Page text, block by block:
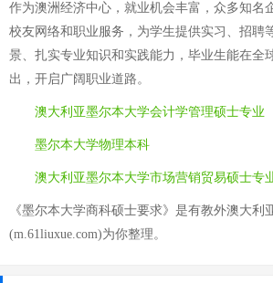
作为澳洲经济中心，就业机会丰富，众多知名
校友网络和职业服务，为学生提供实习、招聘
景、扎实专业知识和实践能力，毕业生能在全
出，开启广阔职业道路。
澳大利亚墨尔本大学会计学管理硕士专业
墨尔本大学物理本科
澳大利亚墨尔本大学市场营销贸易硕士专
《墨尔本大学商科硕士要求》是有教外澳大利
(m.61liuxue.com)为你整理。